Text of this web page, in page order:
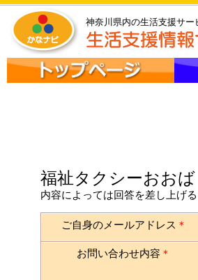
神奈川県内の生活支援サー
福祉タクシーおお
内容によっては回答を差し上げ
ご自身のメールアドレス ＊
お問い合わせ内容 ＊